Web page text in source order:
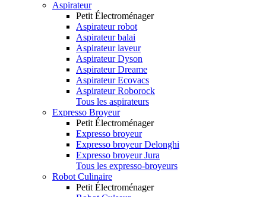
Aspirateur
Petit Électroménager
Aspirateur robot
Aspirateur balai
Aspirateur laveur
Aspirateur Dyson
Aspirateur Dreame
Aspirateur Ecovacs
Aspirateur Roborock
Tous les aspirateurs
Expresso Broyeur
Petit Électroménager
Expresso broyeur
Expresso broyeur Delonghi
Expresso broyeur Jura
Tous les expresso-broyeurs
Robot Culinaire
Petit Électroménager